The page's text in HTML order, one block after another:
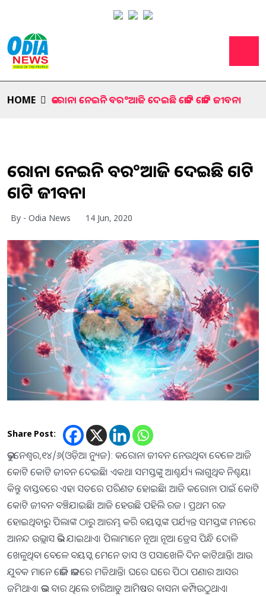
HOME କରୋନା ନେଇନି ବର°ଆଜି ଦେଇଛି କୋଟି କୋଟି ଜୀବନ।
କରୋନା ନେଇନି ବର°ଆଜି ଦେଇଛି କୋଟି
କୋଟି ଜୀବନ।
By - Odia News 14 Jun, 2020
Share Post:
ଭୁବନେଶ୍ୱର,୧୪/୬(ଓଡ଼ିଆ ନ୍ୟୁଜ): କରୋନା ଜୀବନ ନେଉଥିବା ବେଳେ ଆଜି
କୋଟି କୋଟି ଜୀବନ ଦେଇଛି। ଏକଥା ସମସ୍ତଙ୍କୁ ଆଶ୍ଚର୍ଯ୍ୟ ଲାଗୁଥିବ ନିଶ୍ଚୟ।
କିନ୍ତୁ ବାସ୍ତବରେ ଏହା ସତରେ ପରିଣତ ହୋଇଛି। ଆଜି କରୋନା ପାଇଁ କୋଟି
କୋଟି ଜୀବନ ବଞ୍ଚିଯାଇଛି। ଆଜି ହେଉଛି ପହିଲି ରଜ । ପ୍ରଥମ ରଜ
ହୋଇଥିବାରୁ ପିଲାଙ୍କ ଠାରୁ ଆରମ୍ଭ କରି ବୟସ୍କଙ୍କ ପର୍ଯ୍ୟନ୍ତ ସମସ୍ତଙ୍କ ମନରେ
ଆନନ୍ଦ ଉଲ୍ଲାସ ଭରି ଯାଇଥାଏ। ପିଲାମାନେ ନୂଆ ନୂଆ ଡ୍ରେସ ପିନ୍ଧି ଦୋଳି
ଖେଳୁଥିବା ବେଳେ ବୟସ୍କ ମେନେ ତାସ ଓ ପସାଖେଳି ଦିନ କାଟିଥାନ୍ତି। ଆଉ
ଯୁବକ ମାନେ ଭୋଜି ଭାତରେ ମଜିଥାନ୍ତି। ଘରେ ଘରେ ପିଠା ପଣାର ଆସର
ଜମିଥାଏ। ଭଲ ବାର ଥିଲେ ଚାରିଆଡୁ ଆମିଷର ବାସନା କମ୍ପିଉଠୁଥାଏ।